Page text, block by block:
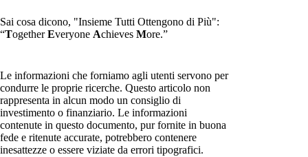
Sai cosa dicono, "Insieme Tutti Ottengono di Più":
“TogetherEveryone Achieves More.”
Le informazioni che forniamo agli utenti servono per
condurre le proprie ricerche. Questo articolo non
rappresenta in alcun modo un consiglio di
investimento o finanziario. Le informazioni
contenute in questo documento, pur fornite in buona
fede e ritenute accurate, potrebbero contenere
inesattezze o essere viziate da errori tipografici.